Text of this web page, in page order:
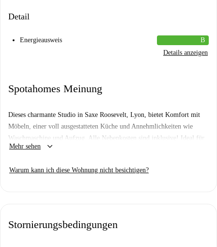
Detail
Energieausweis
B
Details anzeigen
Spotahomes Meinung
Dieses charmante Studio in Saxe Roosevelt, Lyon, bietet Komfort mit
Möbeln, einer voll ausgestatteten Küche und Annehmlichkeiten wie
Waschmaschine und Aufzug. Alle Nebenkosten sind inklusive! Ideal für
Berufstätige, Studierende und Paare. Rauchen und Haustiere sind nicht
Counter. Entdecken Sie das pulsierende Leben Lyons!
Mehr sehen keyboard_arrow_down
Warum kann ich diese Wohnung nicht besichtigen?
Stornierungsbedingungen